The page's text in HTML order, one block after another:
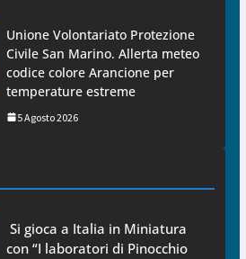
Unione Volontariato Protezione
Civile San Marino. Allerta meteo
codice colore Arancione per
temperature estreme
5 Agosto 2026
Si gioca a Italia in Miniatura
con “I laboratori di Pinocchio